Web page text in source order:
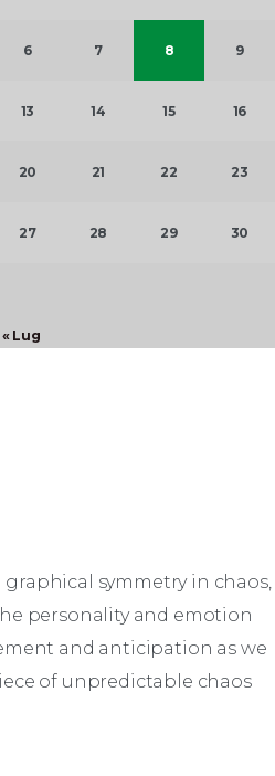
6 7 8 9
13 14 15 16
20 21 22 23
27 28 29 30
« Lug
symmetry in chaos,
personality and emotion
and anticipation as we
of unpredictable chaos